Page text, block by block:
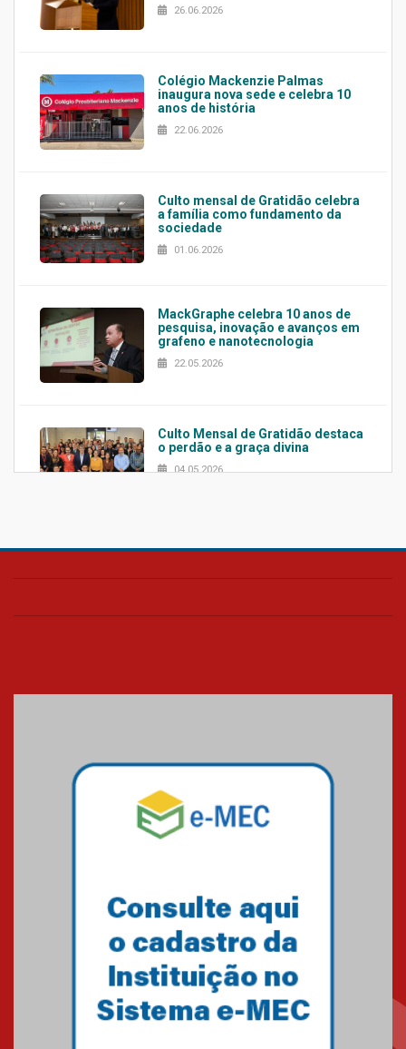
26.06.2026
Colégio Mackenzie Palmas
inaugura nova sede e celebra 10
anos de história
22.06.2026
Culto mensal de Gratidão celebra
a família como fundamento da
sociedade
01.06.2026
MackGraphe celebra 10 anos de
pesquisa, inovação e avanços em
grafeno e nanotecnologia
22.05.2026
Culto Mensal de Gratidão destaca
o perdão e a graça divina
04.05.2026
Confira como foi o culto mensal
Mackenzie mobiliza campanha
solidária para apoiar famílias em
Minas Gerais
Primeiro culto do ano ressalta o
27.02.2026